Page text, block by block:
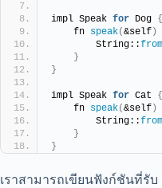
impl Speak for Dog {
    fn
speak(&self)
        String::
from
}
}
impl Speak for Cat {
    fn
speak(&self)
        String::
from
}
}
เราสามารถเขียนฟังก์ชันที่รั